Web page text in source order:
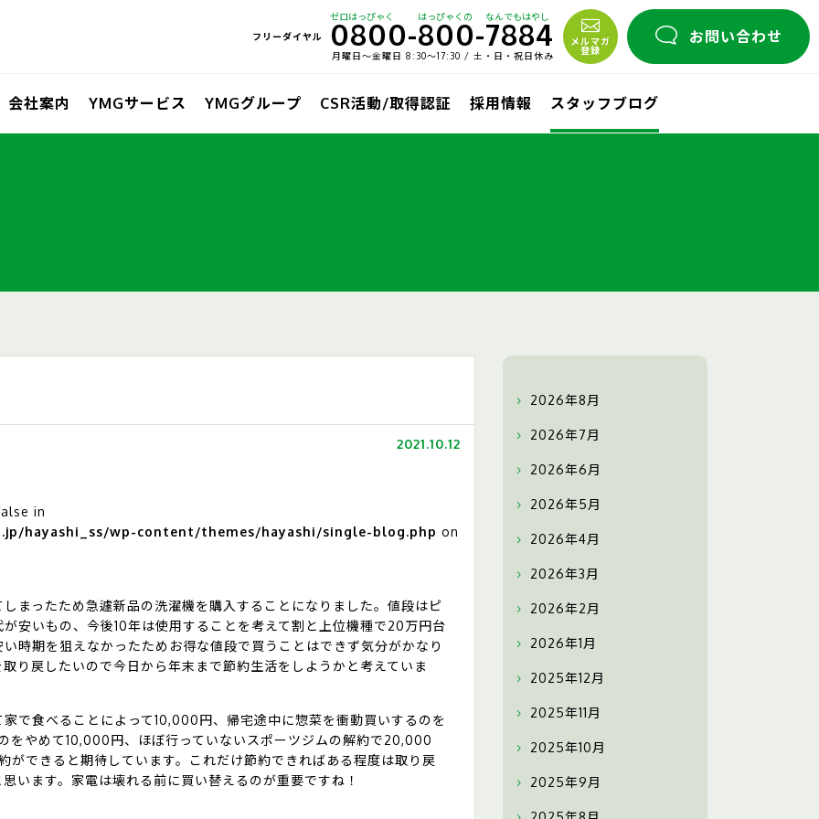
フリーダイヤル 0800
ゼロはっぴゃく -800
はっぴゃくの -7884
なんでもはやし
月曜日〜金曜日 8:30〜17:30 / 土・日・祝日休み
メルマガ
登録
お問い合わせ
会社案内 YMGサービス YMGグループ CSR活動/取得認証 採用情報 スタッフブログ
2026年8月
2026年7月
2026年6月
2026年5月
2026年4月
2026年3月
2026年2月
2026年1月
2025年12月
2025年11月
2025年10月
2025年9月
2021.10.12
in
hayashi_ss/wp-content/themes/hayashi/single-blog.php on
まったため急遽新品の洗濯機を購入することになりました。値段はピ
安いもの、今後10年は使用することを考えて割と上位機種で20万円台
時期を狙えなかったためお得な値段で買うことはできず気分がかなり
り戻したいので今日から年末まで節約生活をしようかと考えていま
で食べることによって10,000円、帰宅途中に惣菜を衝動買いするのを
をやめて10,000円、ほぼ行っていないスポーツジムの解約で20,000
できると期待しています。これだけ節約できればある程度は取り戻
います。家電は壊れる前に買い替えるのが重要ですね！